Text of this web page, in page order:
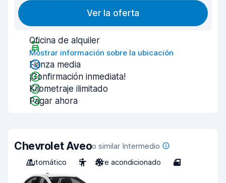
Ver la oferta
Oficina de alquiler
Mostrar información sobre la ubicación
Fianza media
¡Confirmación inmediata!
Kilometraje ilimitado
Pagar ahora
Chevrolet Aveoo similar Intermedio
Automático
5 Aire acondicionado 4